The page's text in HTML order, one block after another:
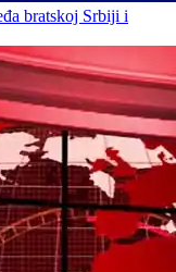
bratskoj Srbiji i